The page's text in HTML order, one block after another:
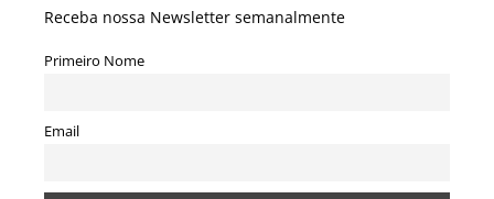
Receba nossa Newsletter semanalmente
Primeiro Nome
Email